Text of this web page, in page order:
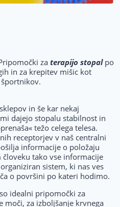
za terapijo stopalpo
in za krepitev mišic kot
in še kar nekaj
dajejo stopalu stabilnost in
težo celega telesa.
receptorjev v naš centralni
informacije o položaju
tako vse informacije
sistem, ki nas ves
o površini po kateri hodimo.
idealni pripomočki za
moči, za izboljšanje krvnega